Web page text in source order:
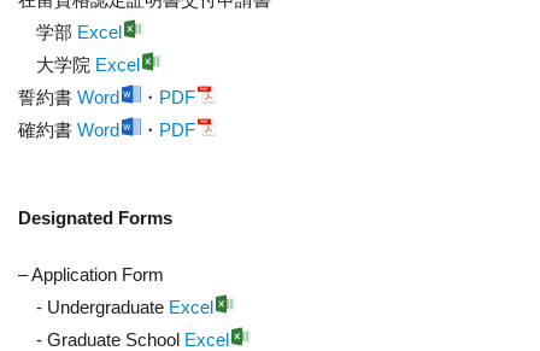
学部 Excel
大学院 Excel
誓約書 Word ・ PDF
確約書 Word ・ PDF
Designated Forms
– Application Form
- Undergraduate Excel
- Graduate School Excel